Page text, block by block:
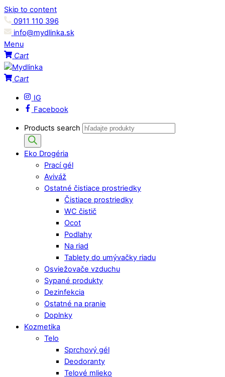
Skip to content
0911 110 396
info@mydlinka.sk
Menu
Cart
Cart
IG
Facebook
Products search
Eko Drogéria
Prací gél
Aviváž
Ostatné čistiace prostriedky
Čistiace prostriedky
WC čistič
Ocot
Podlahy
Na riad
Tablety do umývačky riadu
Osviežovače vzduchu
Sypané produkty
Dezinfekcia
Ostatné na pranie
Doplnky
Kozmetika
Telo
Sprchový gél
Deodoranty
Telové mlieko